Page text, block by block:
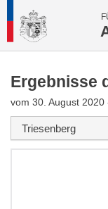
Ergebnisse
vom 30. August 2020